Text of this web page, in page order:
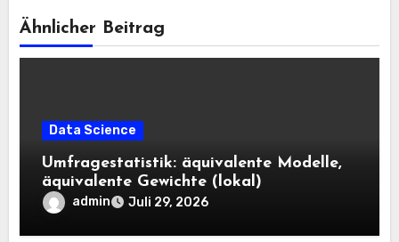
Ähnlicher Beitrag
Data Science
Umfragestatistik: äquivalente Modelle,
äquivalente Gewichte (lokal)
admin Juli 29, 2026